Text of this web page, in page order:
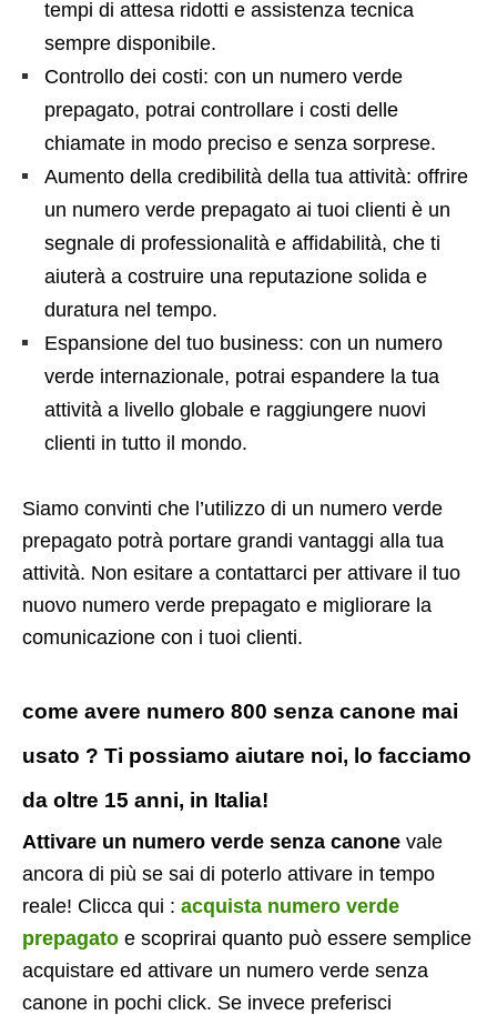
tempi di attesa ridotti e assistenza tecnica
sempre disponibile.
Controllo dei costi: con un numero verde
prepagato, potrai controllare i costi delle
chiamate in modo preciso e senza sorprese.
Aumento della credibilità della tua attività: offrire
un numero verde prepagato ai tuoi clienti è un
segnale di professionalità e affidabilità, che ti
aiuterà a costruire una reputazione solida e
duratura nel tempo.
Espansione del tuo business: con un numero
verde internazionale, potrai espandere la tua
attività a livello globale e raggiungere nuovi
clienti in tutto il mondo.
Siamo convinti che l’utilizzo di un numero verde
prepagato potrà portare grandi vantaggi alla tua
attività. Non esitare a contattarci per attivare il tuo
nuovo numero verde prepagato e migliorare la
comunicazione con i tuoi clienti.
come avere numero 800 senza canone mai
usato ? Ti possiamo aiutare noi, lo facciamo
da oltre 15 anni, in Italia!
Attivare un numero verde senza canone vale
ancora di più se sai di poterlo attivare in tempo
reale! Clicca qui : acquista numero verde
prepagato e scoprirai quanto può essere semplice
acquistare ed attivare un numero verde senza
canone in pochi click. Se invece preferisci